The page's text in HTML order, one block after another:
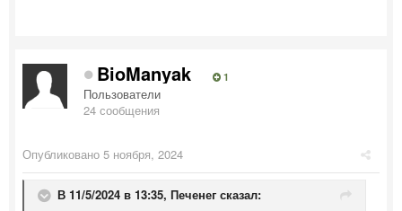
BioManyak 1
Пользователи
24 сообщения
Опубликовано 5 ноября, 2024
В 11/5/2024 в 13:35, Печенег сказал: